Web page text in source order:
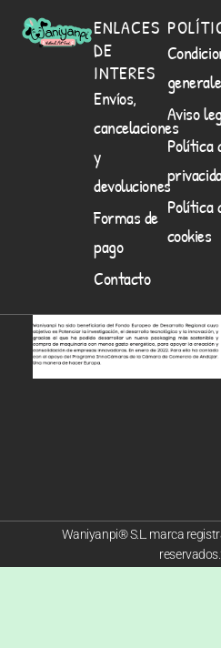
ENLACES
DE
INTERES
Envíos,
cancelaciones
y
devoluciones
Formas de
pago
Contacto
Aviso
Política
Política
cookies
Waniyanpi® S.L. marca